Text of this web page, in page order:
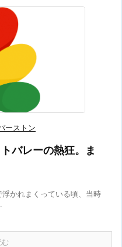
ーストン
レーの熱狂。ま
かれまくっている頃、当時